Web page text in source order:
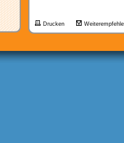
Drucken